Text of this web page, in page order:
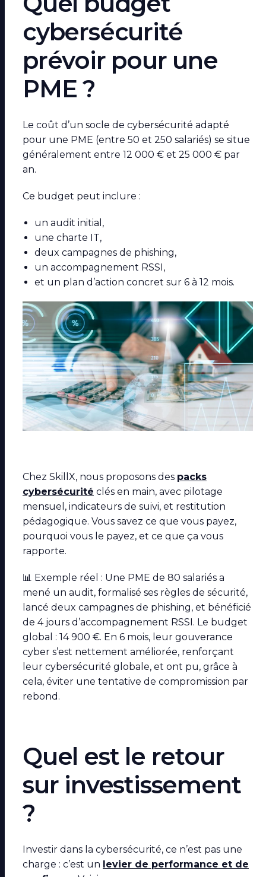
cybersécurité
prévoir pour une
PME ?
Le coût d’un socle de cybersécurité adapté
pour une PME (entre 50 et 250 salariés) se situe
généralement entre 12 000 € et 25 000 € par
an.
Ce budget peut inclure :
un audit initial,
une charte IT,
deux campagnes de phishing,
un accompagnement RSSI,
et un plan d’action concret sur 6 à 12 mois.
Chez SkillX, nous proposons des packs
cybersécurité clés en main, avec pilotage
mensuel, indicateurs de suivi, et restitution
pédagogique. Vous savez ce que vous payez,
pourquoi vous le payez, et ce que ça vous
rapporte.
📊 Exemple réel : Une PME de 80 salariés a
mené un audit, formalisé ses règles de sécurité,
lancé deux campagnes de phishing, et bénéficié
de 4 jours d’accompagnement RSSI. Le budget
global : 14 900 €. En 6 mois, leur gouverance
cyber s’est nettement améliorée, renforçant
leur cybersécurité globale, et ont pu, grâce à
cela, éviter une tentative de compromission par
rebond.
Quel est le retour
sur investissement
?
Investir dans la cybersécurité, ce n’est pas une
charge : c’est un levier de performance et de